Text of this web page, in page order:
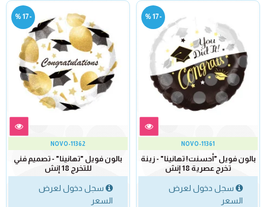
-17 %
NOVO-11361
بالون فويل "أحسنت! تهانينا" - زينة
تخرج عصرية 18 إنش
سجل دخول لعرض
السعر
-17 %
NOVO-11362
بالون فويل "تهانينا" - تصميم فني
للتخرج 18 إنش
سجل دخول لعرض
السعر